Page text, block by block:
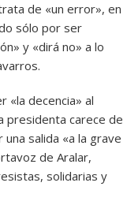
de «un error», en
sólo por ser
y «dirá no» a lo
«la decencia» al
presidenta carece de
salida «a la grave
de Aralar,
solidarias y